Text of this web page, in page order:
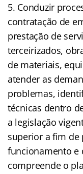
5. Conduzir
contratação de
prestação de
terceirizados,
de materiais,
atender as
problemas,
técnicas dentro
a legislação
superior a fim de
funcionamento e
compreende o